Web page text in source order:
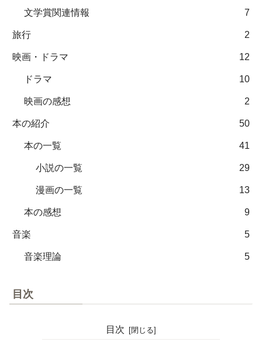
文学賞関連情報 7
旅行 2
映画・ドラマ 12
ドラマ 10
映画の感想 2
本の紹介 50
本の一覧 41
小説の一覧 29
漫画の一覧 13
本の感想 9
音楽 5
音楽理論 5
目次
目次